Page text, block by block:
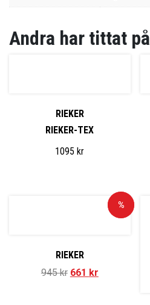
Andra har tittat på
RIEKER
RIEKER-TEX
1095kr
Rea!
%
RIEKER
945kr 661 kr